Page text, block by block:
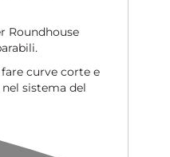
Roundhouse
curve corte e
sistema del